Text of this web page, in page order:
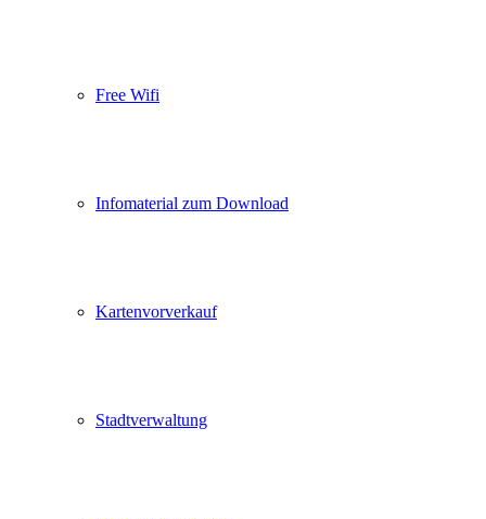
Free Wifi
Infomaterial zum Download
Kartenvorverkauf
Stadtverwaltung